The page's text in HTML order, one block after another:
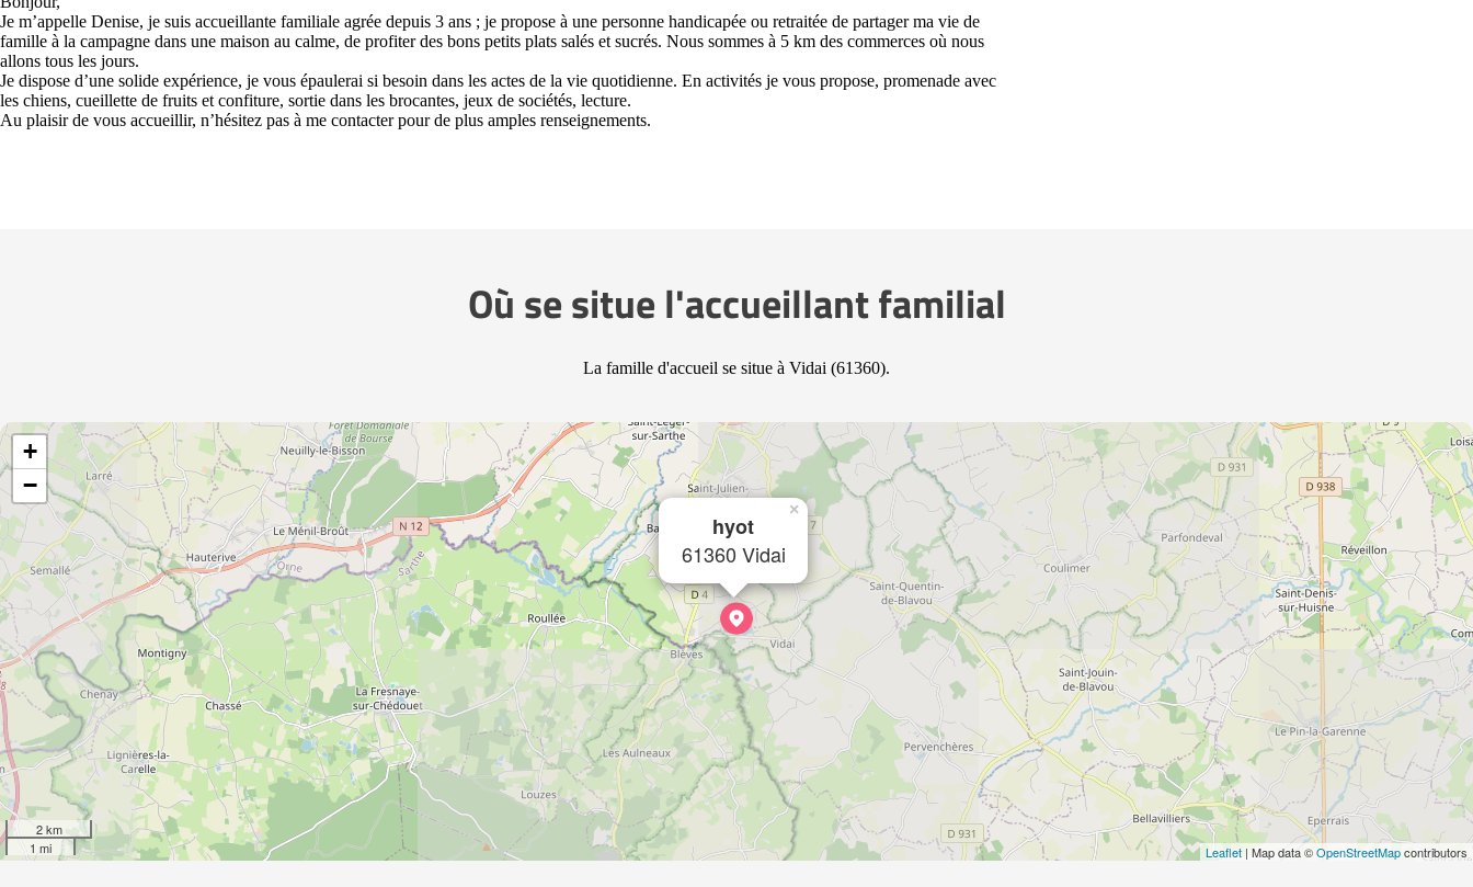
Je m’appelle Denise, je suis accueillante familiale agrée depuis 3 ans ; je propose à une personne handicapée ou retraitée de partager ma vie de
famille à la campagne dans une maison au calme, de profiter des bons petits plats salés et sucrés. Nous sommes à 5 km des commerces où nous
allons tous les jours.
Je dispose d’une solide expérience, je vous épaulerai si besoin dans les actes de la vie quotidienne. En activités je vous propose, promenade avec
les chiens, cueillette de fruits et confiture, sortie dans les brocantes, jeux de sociétés, lecture.
Au plaisir de vous accueillir, n’hésitez pas à me contacter pour de plus amples renseignements.
Où se situe l'accueillant familial
La famille d'accueil se situe à Vidai (61360).
hyot
61360 Vidai
×
+
−
2 km
1 mi
Leaflet | Map data ©OpenStreetMapcontributors